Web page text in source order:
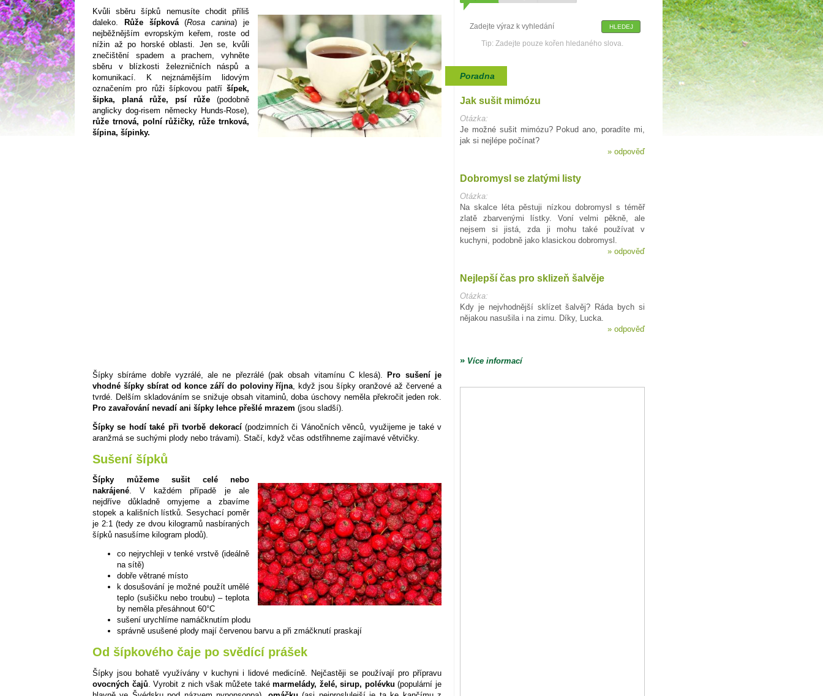
Kvůli sběru šípků nemusíte chodit příliš
daleko.
Růže šípková(Rosa canina) je
nejběžnějším evropským keřem, roste od
nížin až po horské oblasti. Jen se, kvůli
znečištění spadem a prachem, vyhněte
sběru v blízkosti železničních náspů a
komunikací. K nejznámějším lidovým
označením pro růži šípkovou patří šípek,
šipka, planá růže, psí růže (podobně
anglicky dog-risem německy Hunds-Rose),
růže trnová, polní růžičky, růže trnková,
šípina, šípinky.
Šípky sbíráme dobře vyzrálé, ale ne přezrálé (pak obsah vitamínu C klesá).
Pro sušení je
vhodné šípky sbírat od konce září do poloviny října , když jsou šípky oranžové až červené a
tvrdé. Delším skladováním se snižuje obsah vitaminů, doba úschovy neměla překročit jeden rok.
Pro zavařování nevadí ani šípky lehce přešlé mrazem (jsou sladší).
Šípky se hodí také při tvorbě dekorací(podzimních či Vánočních věnců, využijeme je také v
aranžmá se suchými plody nebo trávami). Stačí, když včas odstřihneme zajímavé větvičky.
Sušení šípků
Šípky můžeme sušit celé nebo
nakrájené. V každém případě je ale
nejdříve důkladně omyjeme a zbavíme
stopek a kališních lístků. Sesychací poměr
je 2:1 (tedy ze dvou kilogramů nasbíraných
šípků nasušíme kilogram plodů).
co nejrychleji v tenké vrstvě (ideálně
na sítě)
dobře větrané místo
k dosušování je možné použít umělé
teplo (sušičku nebo troubu) – teplota
by neměla přesáhnout 60°C
sušení urychlíme namáčknutím plodu
správně usušené plody mají červenou barvu a při zmáčknutí praskají
Od šípkového čaje po svědící prášek
Šípky jsou bohatě využívány v kuchyni i lidové medicíně. Nejčastěji se používají pro přípravu
ovocných čajů . Vyrobit z nich však můžete takémarmelády, želé, sirup, polévku (populární je
Tip: Zadejte pouze kořen hledaného slova.
Poradna
Jak sušit mimózu
Otázka:
Je možné sušit mimózu? Pokud ano, poradíte mi,
jak si nejlépe počínat?
» odpověď
Dobromysl se zlatými listy
Otázka:
Na skalce léta pěstuji nízkou dobromysl s téměř
zlatě zbarvenými lístky. Voní velmi pěkně, ale
nejsem si jistá, zda ji mohu také používat v
kuchyni, podobně jako klasickou dobromysl.
» odpověď
Nejlepší čas pro sklizeň šalvěje
Otázka:
Kdy je nejvhodnější sklízet šalvěj? Ráda bych si
nějakou nasušila i na zimu. Díky, Lucka.
» odpověď
» Více informací